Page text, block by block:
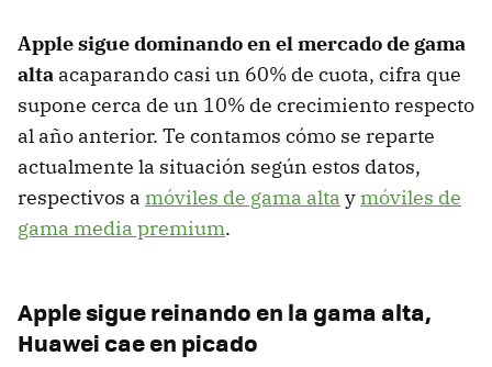
Apple sigue dominando en el mercado de gama
alta acaparando casi un 60% de cuota, cifra que
supone cerca de un 10% de crecimiento respecto
al año anterior. Te contamos cómo se reparte
actualmente la situación según estos datos,
respectivos a móviles de gama alta y móviles de
gama media premium.
Apple sigue reinando en la gama alta,
Huawei cae en picado